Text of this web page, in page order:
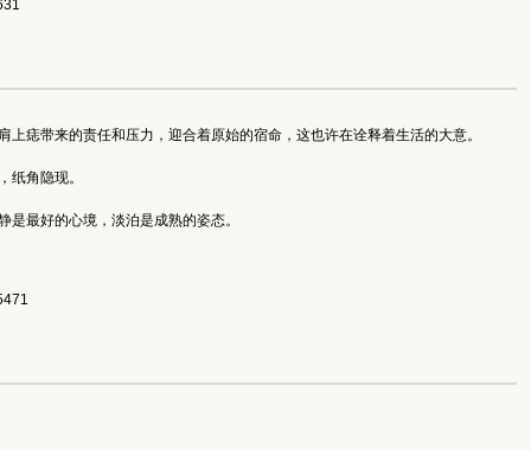
带来的责任和压力，迎合着原始的宿命，这也许在诠释着生活的大意。
角隐现。
最好的心境，淡泊是成熟的姿态。